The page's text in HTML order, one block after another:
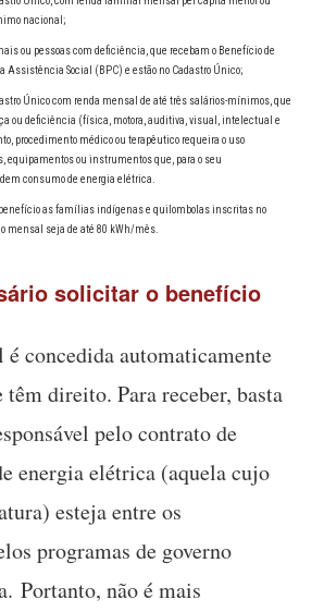
nacional;
ou pessoas com deficiência, que recebam o Benefício de
Assistência Social (BPC) e estão no Cadastro Único;
Único com renda mensal de até três salários-mínimos, que
ou deficiência (física, motora, auditiva, visual, intelectual e
procedimento médico ou terapêutico requeira o uso
equipamentos ou instrumentos que, para o seu
consumo de energia elétrica.
as famílias indígenas e quilombolas inscritas no
mensal seja de até 80 kWh/mês.
solicitar o benefício
concedida automaticamente
direito. Para receber, basta
pelo contrato de
energia elétrica (aquela cujo
esteja entre os
programas de governo
Portanto, não é mais